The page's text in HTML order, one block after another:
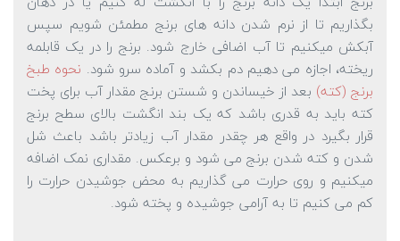
بگذاریم تا از نرم شدن دانه های برنج مطمئن شویم سپس
آبکش میکنیم تا آب اضافی خارج شود. برنج را در یک قابلمه
ریخته، اجازه می دهیم دم بکشد و آماده سرو شود. نحوه طبخ
برنج (کته) بعد از خیساندن و شستن برنج مقدار آب برای پخت
کته باید به قدری باشد که یک بند انگشت بالای سطح برنج
قرار بگیرد در واقع هر چقدر مقدار آب زیادتر باشد باعث شل
شدن و کته شدن برنج می شود و برعکس. مقداری نمک اضافه
میکنیم و روی حرارت می گذاریم به محض جوشیدن حرارت را
کم می کنیم تا به آرامی جوشیده و پخته شود.